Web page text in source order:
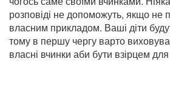
розповіді не допоможуть, якщо не
власним прикладом. Ваші діти
тому в першу чергу варто
власні вчинки аби бути взірцем для